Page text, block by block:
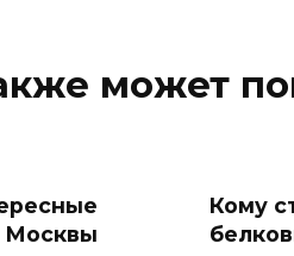
может
Москвы
Кому